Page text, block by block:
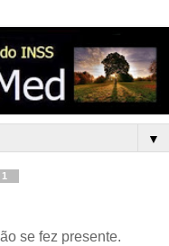
▼
se fez presente.